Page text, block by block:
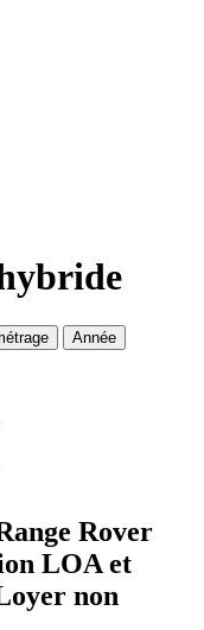
Année
Rover
LOA et
non